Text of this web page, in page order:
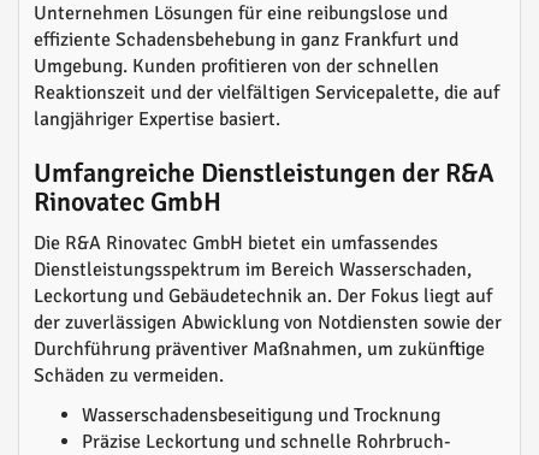
Unternehmen Lösungen für eine reibungslose und
effiziente Schadensbehebung in ganz Frankfurt und
Umgebung. Kunden profitieren von der schnellen
Reaktionszeit und der vielfältigen Servicepalette, die auf
langjähriger Expertise basiert.
Umfangreiche Dienstleistungen der R&A
Rinovatec GmbH
Die R&A Rinovatec GmbH bietet ein umfassendes
Dienstleistungsspektrum im Bereich Wasserschaden,
Leckortung und Gebäudetechnik an. Der Fokus liegt auf
der zuverlässigen Abwicklung von Notdiensten sowie der
Durchführung präventiver Maßnahmen, um zukünftige
Schäden zu vermeiden.
Wasserschadensbeseitigung und Trocknung
Präzise Leckortung und schnelle Rohrbruch-